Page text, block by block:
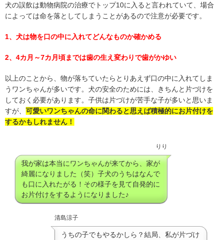
犬の誤飲は動物病院の治療でトップ10に入ると言われていて、場合
によっては命を落としてしまうことがあるので注意が必要です。
1、犬は物を口の中に入れてどんなものか確かめる
2、4カ月～7カ月頃までは歯の生え変わりで歯がかゆい
以上のことから、物が落ちていたらとりあえず口の中に入れてしま
うワンちゃんが多いです。犬の安全のためには、きちんと片づけを
しておく必要があります。子供は片づけが苦手な子が多いと思いま
すが、 可愛いワンちゃんの命に関わると思えば積極的にお片付けを
するかもしれません！
りり
我が家は本当にワンちゃんが来てから、家が
綺麗になりました（笑）子犬のうちはなんで
も口に入れたがる！その様子を見て自発的に
お片付けをするようになりました♪
清島涼子
うちの子でもやるかしら？結局、私が片づけ